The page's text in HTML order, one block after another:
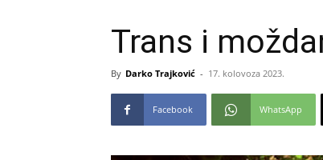
Trans i
By Darko Trajković - 17. kolovoza 2023.
Facebook WhatsApp